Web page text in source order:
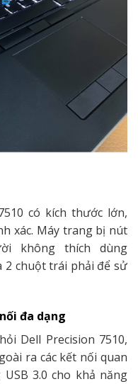
có kích thước lớn,
xác. Máy trang bị nút
không thích dùng
2 chuột trái phải để sử
đa dạng
Dell Precision 7510,
ra các kết nối quan
3.0 cho khả năng